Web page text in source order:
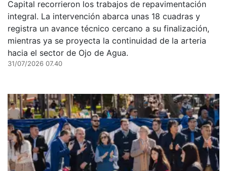
Capital recorrieron los trabajos de repavimentación
integral. La intervención abarca unas 18 cuadras y
registra un avance técnico cercano a su finalización,
mientras ya se proyecta la continuidad de la arteria
hacia el sector de Ojo de Agua.
31/07/2026 07.40